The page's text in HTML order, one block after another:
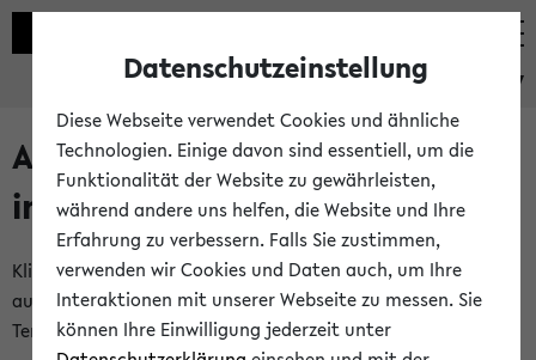
eKVV
Alle veröffentlichten Semester
im eKVV
Klicken Sie auf das Semester, welches Sie für Ihre Sitzung
auswählen möchten. Bitte beachten Sie auch die weiteren
Termine imKalender der Lehrplanung
Datenschutzeinstellung
Diese Webseite verwendet Cookies und ähnliche
Technologien. Einige davon sind essentiell, um die
Funktionalität der Website zu gewährleisten,
während andere uns helfen, die Website und Ihre
Erfahrung zu verbessern. Falls Sie zustimmen,
verwenden wir Cookies und Daten auch, um Ihre
Interaktionen mit unserer Webseite zu messen. Sie
können Ihre Einwilligung jederzeit unter